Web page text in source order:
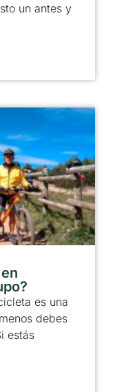
un antes y
es una
debes
estás